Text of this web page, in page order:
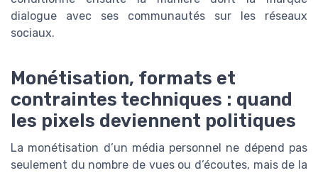
dialogue avec ses communautés sur les réseaux
sociaux.
Monétisation, formats et
contraintes techniques : quand
les pixels deviennent politiques
La monétisation d’un média personnel ne dépend pas
seulement du nombre de vues ou d’écoutes, mais de la